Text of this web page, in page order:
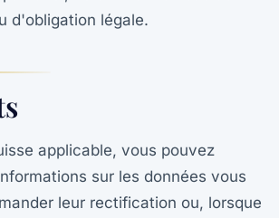
d'obligation légale.
applicable, vous pouvez
sur les données vous
leur rectification ou, lorsque